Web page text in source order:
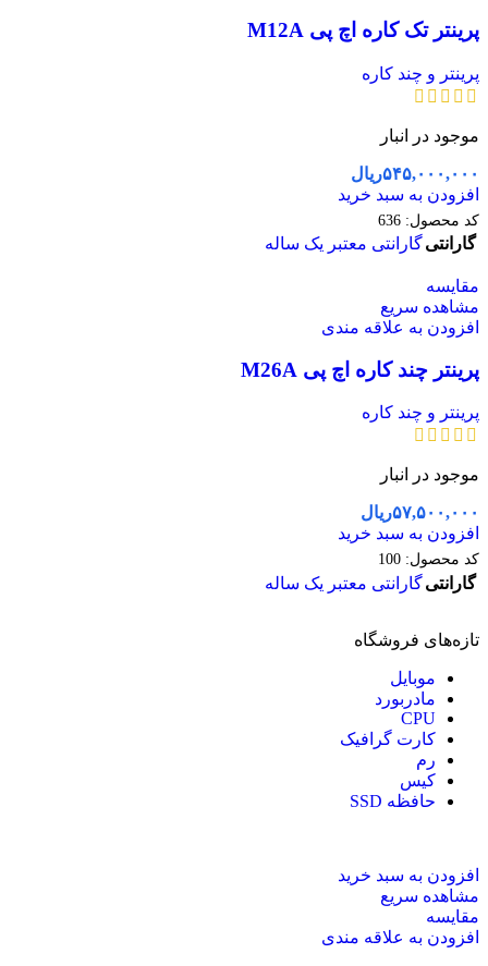
پرینتر تک کاره اچ پی M12A
پرینتر و چند کاره
موجود در انبار
۵۴۵,۰۰۰,۰۰۰ریال
افزودن به سبد خرید
کد محصول: 636
گارانتیگارانتی معتبر یک ساله
مقایسه
مشاهده سریع
افزودن به علاقه مندی
پرینتر چند کاره اچ پی M26A
پرینتر و چند کاره
موجود در انبار
۵۷,۵۰۰,۰۰۰ریال
افزودن به سبد خرید
کد محصول: 100
گارانتیگارانتی معتبر یک ساله
تازه‌های فروشگاه
موبایل
مادربورد
CPU
کارت گرافیک
رم
کیس
حافظه SSD
افزودن به سبد خرید
مشاهده سریع
مقایسه
افزودن به علاقه مندی